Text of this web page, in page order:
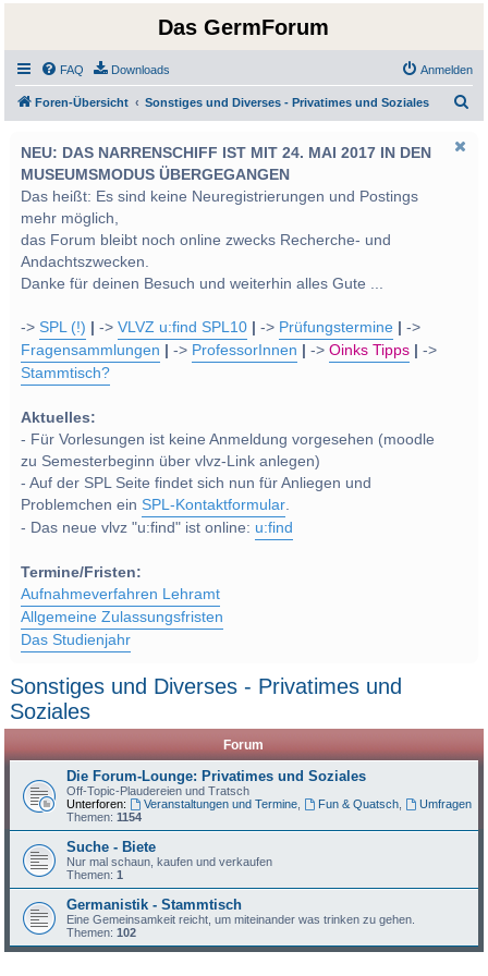
Das GermForum
FAQ Downloads Anmelden
Foren-Übersicht Sonstiges und Diverses - Privatimes und Soziales
NEU: DAS NARRENSCHIFF IST MIT 24. MAI 2017 IN DEN
MUSEUMSMODUS ÜBERGEGANGEN
Das heißt: Es sind keine Neuregistrierungen und Postings
mehr möglich,
das Forum bleibt noch online zwecks Recherche- und
Andachtszwecken.
Danke für deinen Besuch und weiterhin alles Gute ...
->SPL (!) ->VLVZ u:find SPL10 -> Prüfungstermine
->
Fragensammlungen
-> ProfessorInnen ->Oinks Tipps
->
Stammtisch?
Aktuelles:
- Für Vorlesungen ist keine Anmeldung vorgesehen (moodle
zu Semesterbeginn über vlvz-Link anlegen)
- Auf der SPL Seite findet sich nun für Anliegen und
Problemchen einSPL-Kontaktformular.
- Das neue vlvz "u:find" ist online: u:find
Termine/Fristen:
Aufnahmeverfahren Lehramt
Allgemeine Zulassungsfristen
Das Studienjahr
Sonstiges und Diverses - Privatimes und
Soziales
Forum
Die Forum-Lounge: Privatimes und Soziales
Off-Topic-Plaudereien und Tratsch
Unterforen:
Veranstaltungen und Termine Fun & Quatsch
Umfragen
Themen:1154
Suche - Biete
Nur mal schaun, kaufen und verkaufen
Themen:1
Germanistik - Stammtisch
Eine Gemeinsamkeit reicht, um miteinander was trinken zu gehen.
Themen:102